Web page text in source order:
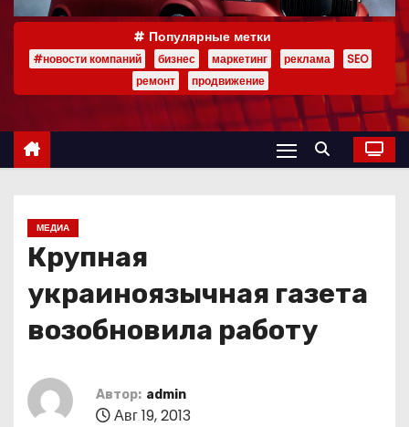
р
Популярные метки
#новости компаний бизнес маркетинг реклама
SEO
ремонт
продвижение
МЕДИА
Крупная
украиноязычная газета
возобновила работу
Автор: admin
Авг 19, 2013